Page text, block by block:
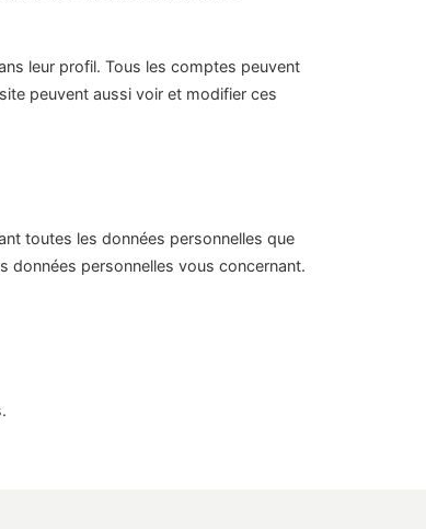
leur profil. Tous les comptes peuvent
peuvent aussi voir et modifier ces
toutes les données personnelles que
données personnelles vous concernant.